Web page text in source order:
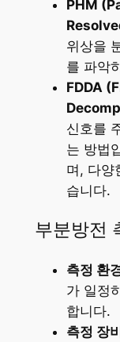
PHM
위상을
를 파악
FDDA
신호를
는 방법
며, 다양
습니다.
부분방전
측정 환
가 일정
합니다.
측정 장